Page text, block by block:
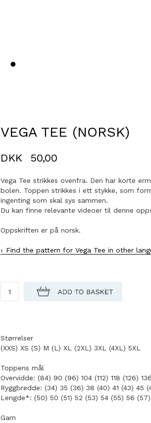
VEGA TEE (NORSK)
DKK 50,00
Vega Tee strikkes ovenfra. Den har korte
bolen. Toppen strikkes i ett stykke, som
ingenting som skal sys sammen.
Du kan finne relevante videoer til denne
Oppskriften er på norsk.
Find the pattern for Vega Tee in other
Størrelser
(XXS) XS (S) M (L) XL (2XL) 3XL (4XL) 5XL
Toppens mål
Overvidde: (84) 90 (96) 104 (112) 118 (126)
Ryggbredde: (34) 35 (36) 38 (40) 41 (43) 45
Lengde*: (50) 50 (51) 52 (53) 54 (55) 56
Garn